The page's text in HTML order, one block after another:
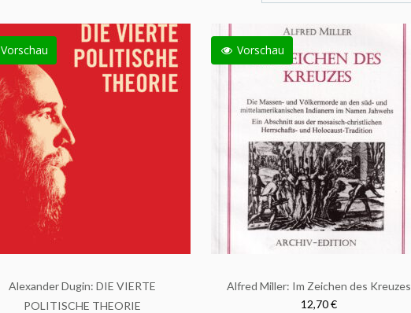
Vorschau
Alexander Dugin: DIE VIERTE
POLITISCHE THEORIE
Vorschau
Alfred Miller: Im Zeichen des Kreuzes
12,70 €